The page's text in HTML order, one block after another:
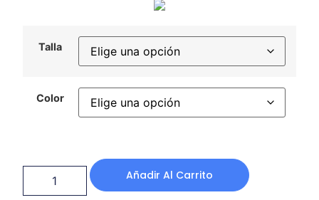
Talla
Color
Añadir Al Carrito